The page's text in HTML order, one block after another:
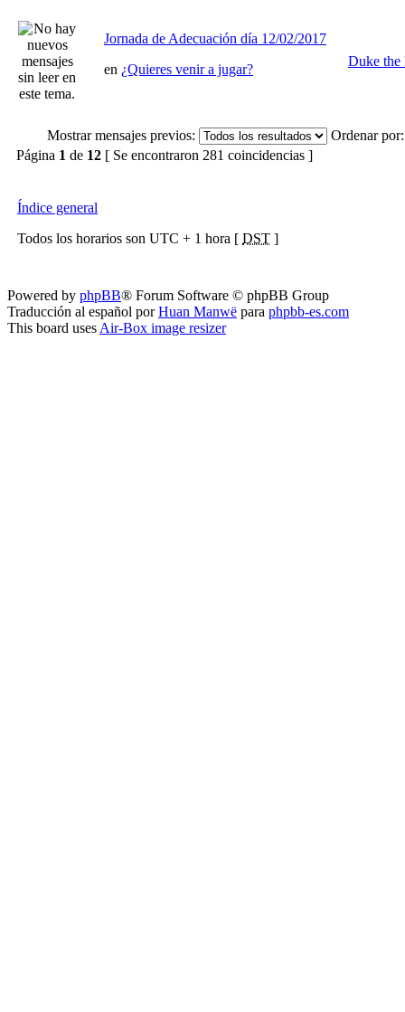
Jornada de Adecuación día 12/02/2017
en ¿Quieres venir a jugar?
Duke the
Mostrar mensajes previos:
Ordenar por:
Página 1 de 12 [ Se encontraron 281 coincidencias ]
Índice general
Todos los horarios son UTC + 1 hora [ DST ]
Powered by phpBB® Forum Software © phpBB Group
Traducción al español porHuan Manwë para phpbb-es.com
This board uses Air-Box image resizer